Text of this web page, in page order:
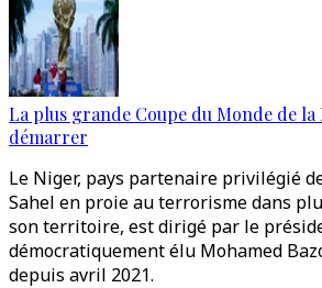
La plus grande Coupe du Monde de la
démarrer
Le Niger, pays partenaire privilégié
Sahel en proie au terrorisme dans
son territoire, est dirigé par le
démocratiquement élu Mohamed
depuis avril 2021.